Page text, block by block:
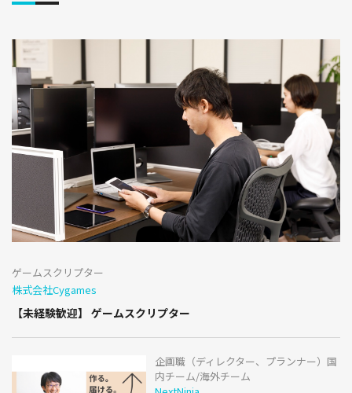
ゲームスクリプター
株式会社Cygames
【未経験歓迎】 ゲームスクリプター
企画職（ディレクター、プランナー）国
内チーム/海外チーム